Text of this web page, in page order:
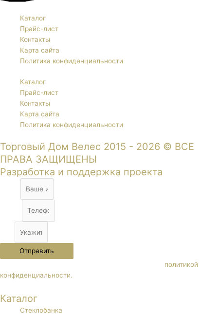
Каталог
Прайс-лист
Контакты
Карта сайта
Политика конфиденциальности
Каталог
Прайс-лист
Контакты
Карта сайта
Политика конфиденциальности
Торговый Дом Велес 2015 - 2026 © ВСЕ
ПРАВА ЗАЩИЩЕНЫ
Разработка и поддержка проекта
Отправить
политикой
конфиденциальности.
Каталог
Стеклобанка